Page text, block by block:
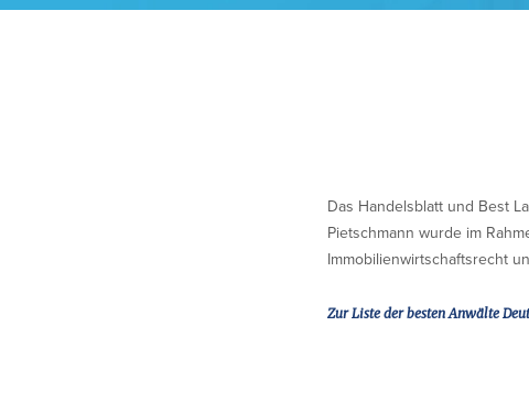
Das Handelsblatt und Best
Pietschmann wurde im
Immobilienwirtschaftsrecht
Zur Liste der besten Anwälte